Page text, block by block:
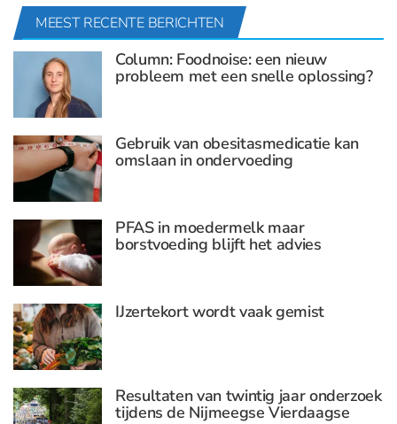
MEEST RECENTE BERICHTEN
Column: Foodnoise: een nieuw
probleem met een snelle oplossing?
Gebruik van obesitasmedicatie kan
omslaan in ondervoeding
PFAS in moedermelk maar
borstvoeding blijft het advies
IJzertekort wordt vaak gemist
Resultaten van twintig jaar onderzoek
tijdens de Nijmeegse Vierdaagse